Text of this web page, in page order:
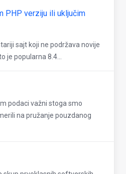
PHP verziju ili uključim
sajt koji ne podržava novije
je popularna 8.4...
podaci važni stoga smo
na pružanje pouzdanog